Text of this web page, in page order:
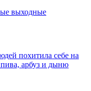
выходные
похитила себе на
арбуз и дыню